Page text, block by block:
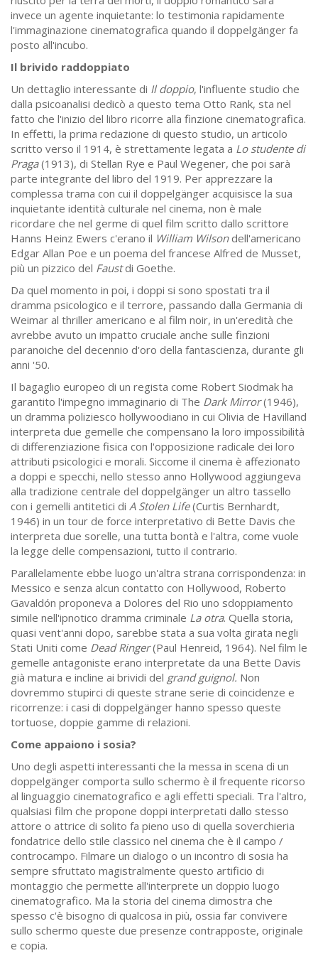
invece un agente inquietante: lo testimonia rapidamente
l'immaginazione cinematografica quando il doppelgänger fa
posto all'incubo.
Il brivido raddoppiato
Un dettaglio interessante di Il doppio, l'influente studio che
dalla psicoanalisi dedicò a questo tema Otto Rank, sta nel
fatto che l'inizio del libro ricorre alla finzione cinematografica.
In effetti, la prima redazione di questo studio, un articolo
scritto verso il 1914, è strettamente legata a Lo studente di
Praga(1913), di Stellan Rye e Paul Wegener, che poi sarà
parte integrante del libro del 1919. Per apprezzare la
complessa trama con cui il doppelgänger acquisisce la sua
inquietante identità culturale nel cinema, non è male
ricordare che nel germe di quel film scritto dallo scrittore
Hanns Heinz Ewers c'erano il William Wilsondell'americano
Edgar Allan Poe e un poema del francese Alfred de Musset,
più un pizzico del Faustdi Goethe.
Da quel momento in poi, i doppi si sono spostati tra il
dramma psicologico e il terrore, passando dalla Germania di
Weimar al thriller americano e al film noir, in un'eredità che
avrebbe avuto un impatto cruciale anche sulle finzioni
paranoiche del decennio d'oro della fantascienza, durante gli
anni '50.
Il bagaglio europeo di un regista come Robert Siodmak ha
garantito l'impegno immaginario di The Dark Mirror(1946),
un dramma poliziesco hollywoodiano in cui Olivia de Havilland
interpreta due gemelle che compensano la loro impossibilità
di differenziazione fisica con l'opposizione radicale dei loro
attributi psicologici e morali. Siccome il cinema è affezionato
a doppi e specchi, nello stesso anno Hollywood aggiungeva
alla tradizione centrale del doppelgänger un altro tassello
con i gemelli antitetici di A Stolen Life(Curtis Bernhardt,
1946) in un tour de force interpretativo di Bette Davis che
interpreta due sorelle, una tutta bontà e l'altra, come vuole
la legge delle compensazioni, tutto il contrario.
Parallelamente ebbe luogo un'altra strana corrispondenza: in
Messico e senza alcun contatto con Hollywood, Roberto
Gavaldón proponeva a Dolores del Rio uno sdoppiamento
simile nell'ipnotico dramma criminale La otra. Quella storia,
quasi vent'anni dopo, sarebbe stata a sua volta girata negli
Stati Uniti come Dead Ringer(Paul Henreid, 1964). Nel film le
gemelle antagoniste erano interpretate da una Bette Davis
già matura e incline ai brividi del grand guignol. Non
dovremmo stupirci di queste strane serie di coincidenze e
ricorrenze: i casi di doppelgänger hanno spesso queste
tortuose, doppie gamme di relazioni.
Come appaiono i sosia?
Uno degli aspetti interessanti che la messa in scena di un
doppelgänger comporta sullo schermo è il frequente ricorso
al linguaggio cinematografico e agli effetti speciali. Tra l'altro,
qualsiasi film che propone doppi interpretati dallo stesso
attore o attrice di solito fa pieno uso di quella soverchieria
fondatrice dello stile classico nel cinema che è il campo /
controcampo. Filmare un dialogo o un incontro di sosia ha
sempre sfruttato magistralmente questo artificio di
montaggio che permette all'interprete un doppio luogo
cinematografico. Ma la storia del cinema dimostra che
spesso c'è bisogno di qualcosa in più, ossia far convivere
sullo schermo queste due presenze contrapposte, originale
e copia.